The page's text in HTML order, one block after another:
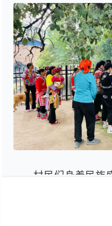
村民们身着民族
老株木树下。这棵
祭祀时刻，今年也